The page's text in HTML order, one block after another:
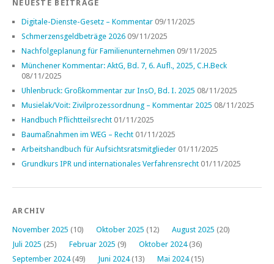
NEUESTE BEITRÄGE
Digitale-Dienste-Gesetz – Kommentar 09/11/2025
Schmerzensgeldbeträge 2026 09/11/2025
Nachfolgeplanung für Familienunternehmen 09/11/2025
Münchener Kommentar: AktG, Bd. 7, 6. Aufl., 2025, C.H.Beck
08/11/2025
Uhlenbruck: Großkommentar zur InsO, Bd. I. 2025 08/11/2025
Musielak/Voit: Zivilprozessordnung – Kommentar 2025 08/11/2025
Handbuch Pflichtteilsrecht 01/11/2025
Baumaßnahmen im WEG – Recht 01/11/2025
Arbeitshandbuch für Aufsichtsratsmitglieder 01/11/2025
Grundkurs IPR und internationales Verfahrensrecht 01/11/2025
ARCHIV
November 2025 (10) Oktober 2025 (12) August 2025 (20)
Juli 2025 (25) Februar 2025 (9) Oktober 2024(36)
September 2024(49) Juni 2024(13) Mai 2024(15)